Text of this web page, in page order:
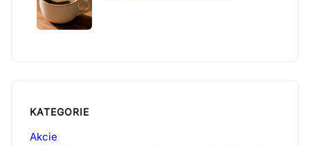
KATEGORIE
Akcie